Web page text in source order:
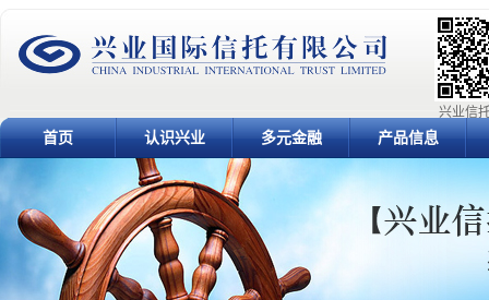
兴业信
首页 认识兴业 多元金融 产品信息